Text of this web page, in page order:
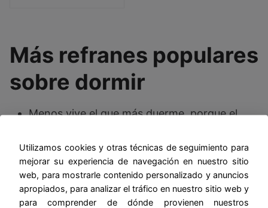
Más refranes populares
sobre dormir
Menos vive el que más duerme, porque el
Ni mozo dormidor, ni gato maullador.
No dormir mucho por haber bien sesteado,
no es mal de cuidado.
Utilizamos cookies y otras técnicas de seguimiento para
mejorar su experiencia de navegación en nuestro sitio
web, para mostrarle contenido personalizado y anuncios
apropiados, para analizar el tráfico en nuestro sitio web y
para comprender de dónde provienen nuestros